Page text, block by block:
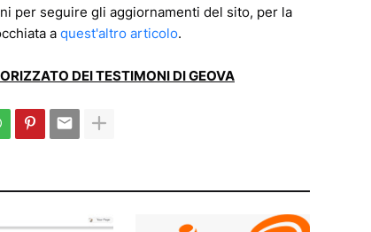
per seguire gli aggiornamenti del sito, per la
a quest'altro articolo.
DEI TESTIMONI DI GEOVA